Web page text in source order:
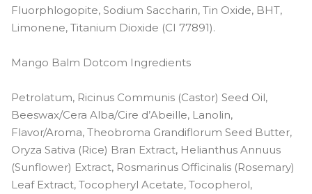
Fluorphlogopite, Sodium Saccharin, Tin Oxide, BHT,
Limonene, Titanium Dioxide (CI 77891).
Mango Balm Dotcom Ingredients
Petrolatum, Ricinus Communis (Castor) Seed Oil,
Beeswax/Cera Alba/Cire d’Abeille, Lanolin,
Flavor/Aroma, Theobroma Grandiflorum Seed Butter,
Oryza Sativa (Rice) Bran Extract, Helianthus Annuus
(Sunflower) Extract, Rosmarinus Officinalis (Rosemary)
Leaf Extract, Tocopheryl Acetate, Tocopherol,